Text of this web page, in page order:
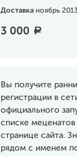
Доставка ноябрь
3 000 a
Вы получите
регистрации в
официального
списке
странице сайта.
рядом с именем